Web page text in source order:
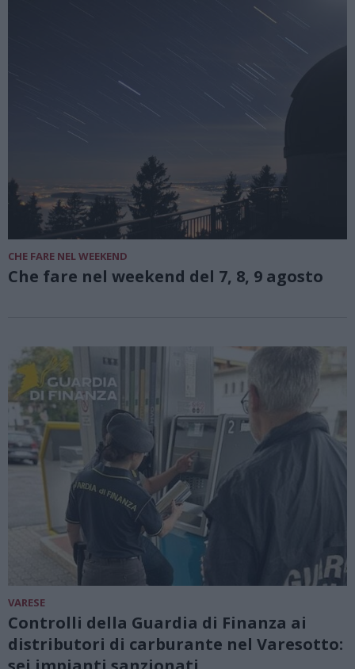
CHE FARE NEL WEEKEND
Che fare nel weekend del 7, 8, 9 agosto
VARESE
Controlli della Guardia di Finanza ai
distributori di carburante nel Varesotto: